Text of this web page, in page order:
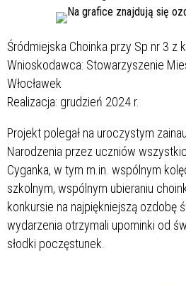
Śródmiejska Choinka przy Sp nr 3 z
Wnioskodawca: Stowarzyszenie
Włocławek
Realizacja: grudzień 2024 r.
Projekt polegał na uroczystym
Narodzenia przez uczniów
Cyganka, w tym m.in. wspólnym
szkolnym, wspólnym ubieraniu
konkursie na najpiękniejszą ozdobę
wydarzenia otrzymali upominki od
słodki poczęstunek.